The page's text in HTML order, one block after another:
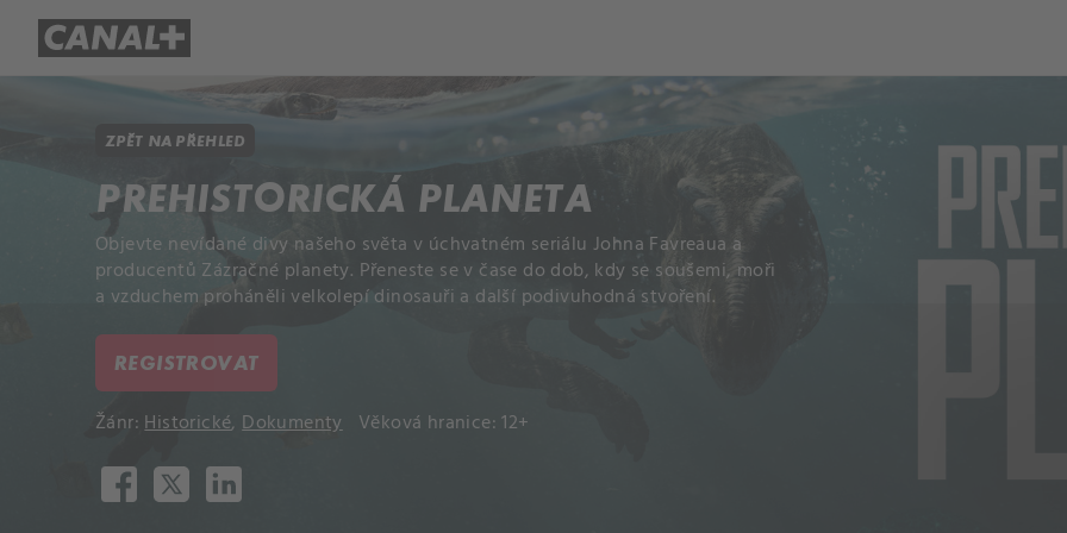
ZPĚT NA PŘEHLED
PREHISTORICKÁ PLANETA
Objevte nevídané divy našeho světa v úchvatném seriálu Johna Favreaua a
producentů Zázračné planety. Přeneste se v čase do dob, kdy se soušemi, moři
a vzduchem proháněli velkolepí dinosauři a další podivuhodná stvoření.
REGISTROVAT
Žánr:Historické,Dokumenty Věková hranice: 12+